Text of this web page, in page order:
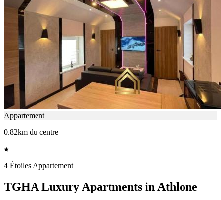
Appartement
0.82km du centre
4 Étoiles Appartement
TGHA Luxury Apartments in Athlone